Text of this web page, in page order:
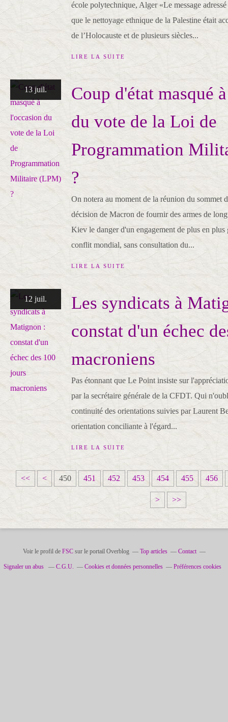
école polytechnique, Alger «Le message
que le nettoyage ethnique de la Palestine était
de l’Holocauste et de plusieurs siècles...
LIRE LA SUITE
13 juil.
Coup d'état masqué
du vote de la Loi de
Programmation
?
On notera au moment de la réunion du
décision de Macron de fournir des armes de
Kiev le danger d'un engagement de plus en plus
conflit mondial, sans consultation du...
LIRE LA SUITE
12 juil.
Les syndicats à
constat d'un échec
macroniens
Pas étonnant que Le Point insiste sur
par la secrétaire générale de la CFDT. Qui
continuité des orientations suivies par Laurent
orientation conciliante à l'égard...
LIRE LA SUITE
<< <
4
4
4
4
4
450 451 452 453 454 455 456
> >>
Voir le profil de FSCsur le portail Overblog Top articles Contact
Signaler un abus C.G.U. Cookies et données personnelles Préférences cookies